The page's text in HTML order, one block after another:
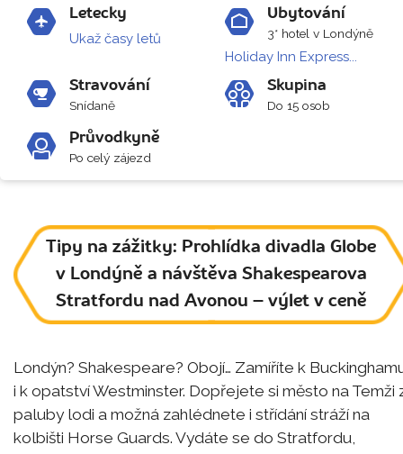
Letecky
Ukaž časy letů
Ubytování
3* hotel v Londýně
Holiday Inn Express...
Stravování
Snídaně
Skupina
Do 15 osob
Průvodkyně
Po celý zájezd
Tipy na zážitky: Prohlídka divadla Globe
v Londýně a návštěva Shakespearova
Stratfordu nad Avonou – výlet v ceně
Londýn? Shakespeare? Obojí… Zamíříte k
i k opatství Westminster. Dopřejete si město na Temži
paluby lodi a možná zahlédnete i střídání stráží na
kolbišti Horse Guards. Vydáte se do Stratfordu,